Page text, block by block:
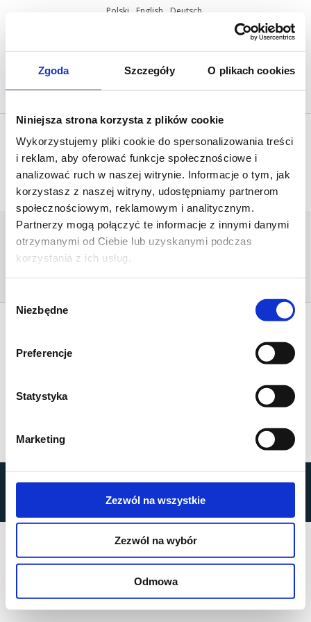
Zgoda Szczegóły O plikach cookies
Niniejsza strona korzysta z plików cookie
Wykorzystujemy pliki cookie do spersonalizowania treści
i reklam, aby oferować funkcje społecznościowe i
analizować ruch w naszej witrynie. Informacje o tym, jak
korzystasz z naszej witryny, udostępniamy partnerom
społecznościowym, reklamowym i analitycznym.
Partnerzy mogą połączyć te informacje z innymi danymi
otrzymanymi od Ciebie lub uzyskanymi podczas
korzystania z ich usług.
zgody
Niezbędne
Preferencje
Statystyka
Marketing
Zezwól na wszystkie
Zezwól na wybór
Odmowa
Polski English Deutsch
+48 61 825 81 11
info@mobilus.pl
MOBILUS-
M45_ERS_23_14_PEGASUS_860PX
Home / [:pl]Siłowniki Mobilus M45[:en]Mobilus -
Tubular motors M45[:de]Antriebe Mobilus M45[:]/
byMOBILUS MOTOR© All rights reserved
Privacy Policy